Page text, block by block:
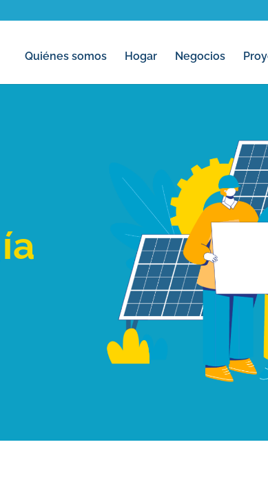
Quiénes somos Hogar Negocios